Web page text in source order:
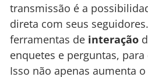
transmissão é a
direta com seus
ferramentas de interação
enquetes e perguntas,
Isso não apenas aumenta